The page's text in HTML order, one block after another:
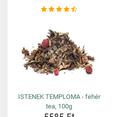
ISTENEK TEMPLOMA - fehér
tea, 100g